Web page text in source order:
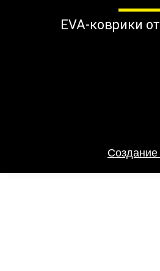
EVA-коврики
Создание